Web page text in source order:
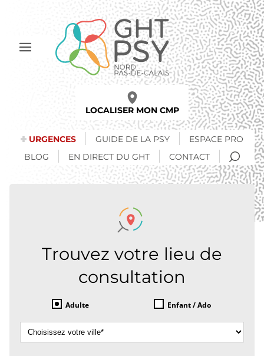
principal
Afficher
LOCALISER MON CMP
URGENCES GUIDE DE LA PSY
ESPACE PRO
BLOG
EN DIRECT DU GHT CONTACT
Trouvez votre lieu de
consultation
Adulte Enfant / Ado